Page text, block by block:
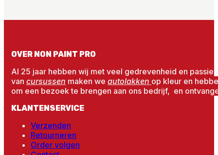
OVER NON PAINT PRO
Al 25 jaar hebben wij met veel gedrevenheid en
van cursussen maken we autolakken op kleur en
om een bezoek te brengen aan ons bedrijf, en
KLANTENSERVICE
Verzenden
Retourneren
Order volgen